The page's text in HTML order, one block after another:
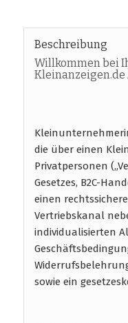
Beschreibung
Willkommen bei
die über einen
Privatpersonen
Gesetzes, B2C-
einen
Vertriebskanal
individualisierten
sowie ein